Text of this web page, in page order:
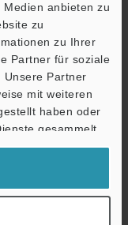
anbieten zu
zu
zu Ihrer
Partner für soziale
Unsere Partner
mit weiteren
haben oder
gesammelt
Support